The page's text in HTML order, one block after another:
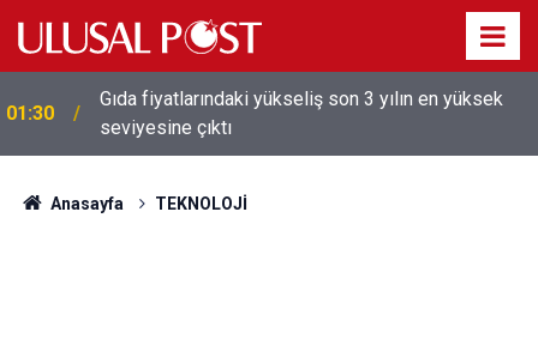
01:26
Galatasaray'dan sekiz kişi hakkında savcılığa suç
duyurusu
Anasayfa TEKNOLOJİ